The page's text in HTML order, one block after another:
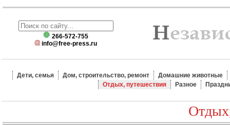
266-572-755
info@free-press.ru
Дети, семья Дом, строительство, ремонт
Домашние животные
Отдых, путешествия
Разное